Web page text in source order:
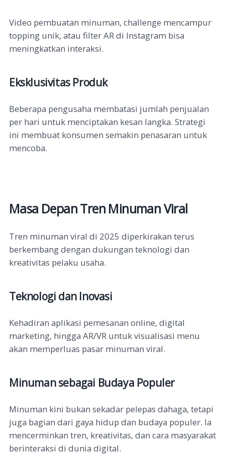
Video pembuatan minuman, challenge mencampur
topping unik, atau filter AR di Instagram bisa
meningkatkan interaksi.
Eksklusivitas Produk
Beberapa pengusaha membatasi jumlah penjualan
per hari untuk menciptakan kesan langka. Strategi
ini membuat konsumen semakin penasaran untuk
mencoba.
Masa Depan Tren Minuman Viral
Tren minuman viral di 2025 diperkirakan terus
berkembang dengan dukungan teknologi dan
kreativitas pelaku usaha.
Teknologi dan Inovasi
Kehadiran aplikasi pemesanan online, digital
marketing, hingga AR/VR untuk visualisasi menu
akan memperluas pasar minuman viral.
Minuman sebagai Budaya Populer
Minuman kini bukan sekadar pelepas dahaga, tetapi
juga bagian dari gaya hidup dan budaya populer. Ia
mencerminkan tren, kreativitas, dan cara masyarakat
berinteraksi di dunia digital.